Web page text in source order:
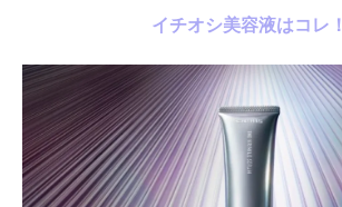
イチオシ美容液はコレ！